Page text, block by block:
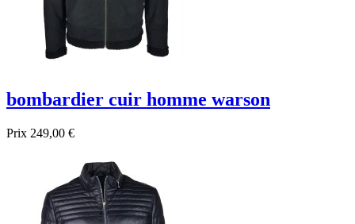
bombardier cuir homme warson
Prix 249,00 €